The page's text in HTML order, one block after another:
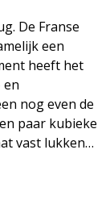
De Franse
een
heeft het
en
nog even de
paar kubieke
vast lukken…